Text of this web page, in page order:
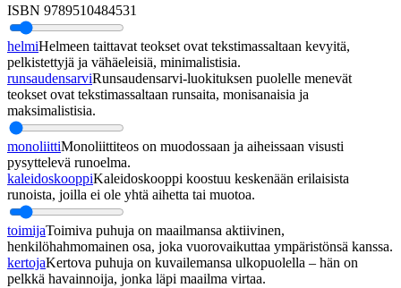
ISBN 9789510484531
helmiHelmeen taittavat teokset ovat tekstimassaltaan kevyitä,
pelkistettyjä ja vähäeleisiä, minimalistisia.
runsaudensarviRunsaudensarvi-luokituksen puolelle menevät
teokset ovat tekstimassaltaan runsaita, monisanaisia ja
maksimalistisia.
monoliittiMonoliittiteos on muodossaan ja aiheissaan visusti
pysyttelevä runoelma.
kaleidoskooppiKaleidoskooppi koostuu keskenään erilaisista
runoista, joilla ei ole yhtä aihetta tai muotoa.
toimijaToimiva puhuja on maailmansa aktiivinen,
henkilöhahmomainen osa, joka vuorovaikuttaa ympäristönsä kanssa.
kertojaKertova puhuja on kuvailemansa ulkopuolella – hän on
pelkkä havainnoija, jonka läpi maailma virtaa.